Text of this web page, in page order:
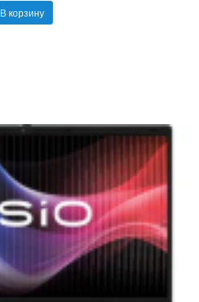
В корзину